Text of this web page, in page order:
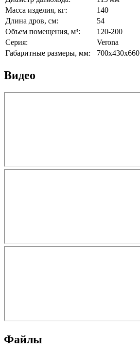
Масса изделия, кг:
140
Длина дров, см:
54
Объем помещения, м³:
120-200
Серия:
Verona
Габаритные размеры, мм:
700x430x660
Видео
Файлы